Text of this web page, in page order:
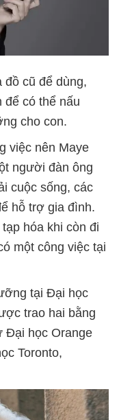
đồ cũ để dùng,
để có thể nấu
cho con.
việc nên Maye
người đàn ông
cuộc sống, các
hỗ trợ gia đình.
hóa khi còn đi
một công việc tại
tại Đại học
trao hai bằng
Đại học Orange
Toronto,